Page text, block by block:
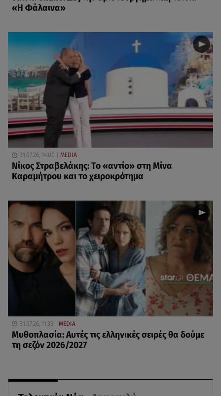
«Η Φάλαινα»
31.07.26, 14:00 MEDIA
Νίκος Στραβελάκης: Το «αντίο» στη Μίνα
Καραμήτρου και το χειροκρότημα
31.07.26, 11:35 MEDIA
Μυθοπλασία: Αυτές τις ελληνικές σειρές θα δούμε
τη σεζόν 2026/2027